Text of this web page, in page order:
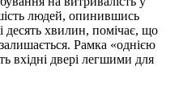
людей, опинившись
хвилин, помічає, що
Рамка «однією
вхідні двері легшими для